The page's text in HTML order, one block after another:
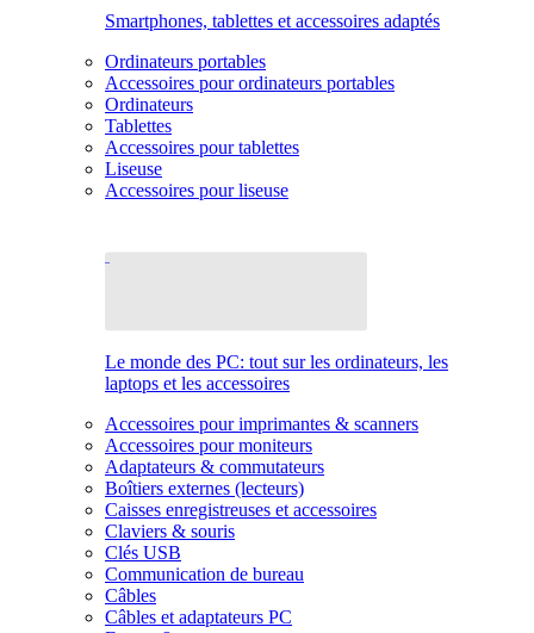
Smartphones, tablettes et accessoires adaptés
Ordinateurs portables
Accessoires pour ordinateurs portables
Ordinateurs
Tablettes
Accessoires pour tablettes
Liseuse
Accessoires pour liseuse
Le monde des PC: tout sur les ordinateurs, les
laptops et les accessoires
Accessoires pour imprimantes & scanners
Accessoires pour moniteurs
Adaptateurs & commutateurs
Boîtiers externes (lecteurs)
Caisses enregistreuses et accessoires
Claviers & souris
Clés USB
Communication de bureau
Câbles
Câbles et adaptateurs PC